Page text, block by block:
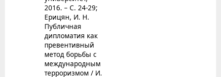
2016. – С. 24-29;
Ерицян, И. Н.
Публичная
дипломатия как
превентивный
метод борьбы с
международным
терроризмом / И.